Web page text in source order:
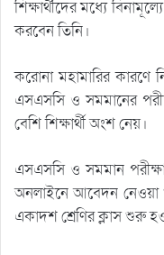
শিক্ষার্থীদের মধ্যে
করবেন তিনি।
করোনা মহামারির কারণে
এসএসসি ও সমমানের
বেশি শিক্ষার্থী অংশ নেয়।
এসএসসি ও সমমান
অনলাইনে আবেদন নেওয়া
একাদশ শ্রেণির ক্লাস শুরু